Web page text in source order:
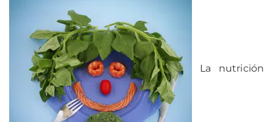
La nutrición